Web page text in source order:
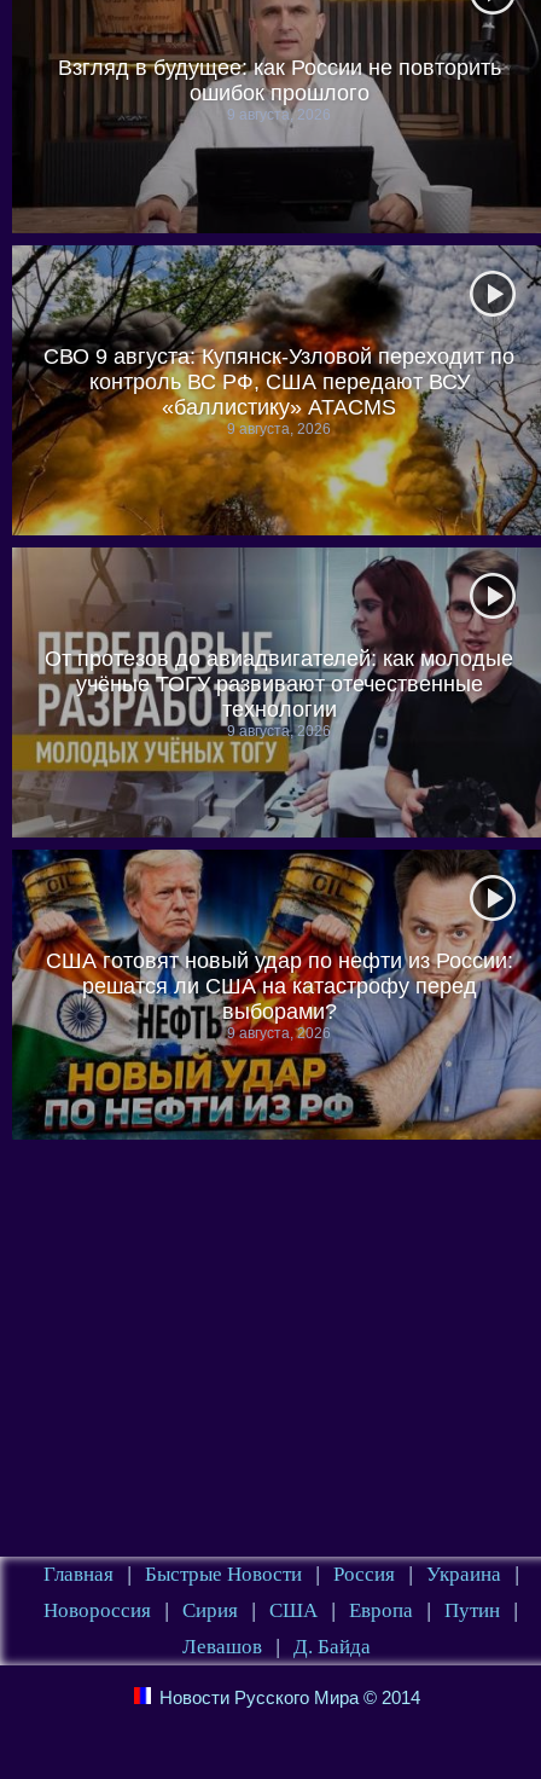
Взгляд в будущее: как России не повторить
ошибок прошлого
9 августа, 2026
СВО 9 августа: Купянск-Узловой переходит по
контроль ВС РФ, США передают ВСУ
«баллистику» ATACMS
9 августа, 2026
От протезов до авиадвигателей: как молодые
учёные ТОГУ развивают отечественные
технологии
9 августа, 2026
США готовят новый удар по нефти из России:
решатся ли США на катастрофу перед
выборами?
9 августа, 2026
Главная | Быстрые Новости | Россия | Украина
|
Новороссия
| Сирия | США | Европа | Путин
|
Левашов
| Д. Байда
Новости Русского Мира © 2014